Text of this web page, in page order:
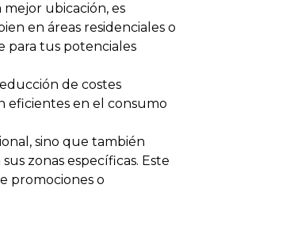
ubicación, es
en áreas residenciales o
para tus potenciales
de costes
eficientes en el consumo
sino que también
zonas específicas. Este
promociones o